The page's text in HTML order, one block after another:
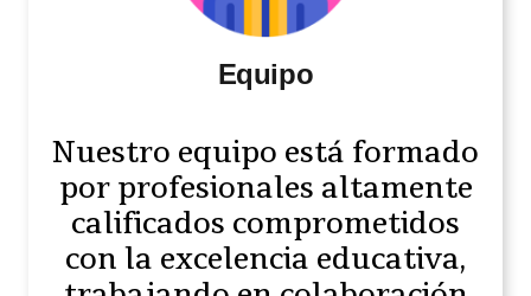
Equipo
Nuestro equipo está formado
por profesionales altamente
calificados comprometidos
con la excelencia educativa,